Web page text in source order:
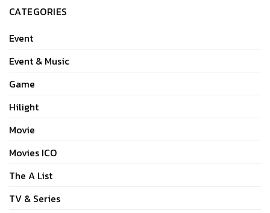
CATEGORIES
Event
Event & Music
Game
Hilight
Movie
Movies ICO
The A List
TV & Series